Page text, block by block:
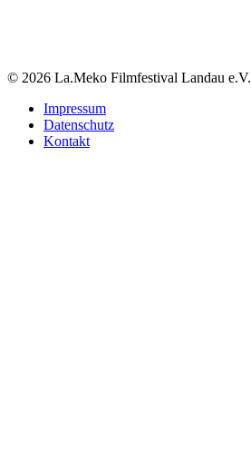
© 2026 La.Meko Filmfestival Landau e.V.
Impressum
Datenschutz
Kontakt